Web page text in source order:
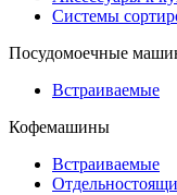
Системы
Посудомоечные
Встраиваемые
Кофемашины
Встраиваемые